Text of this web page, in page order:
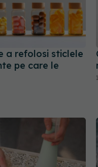
a refolosi sticlele
pe care le